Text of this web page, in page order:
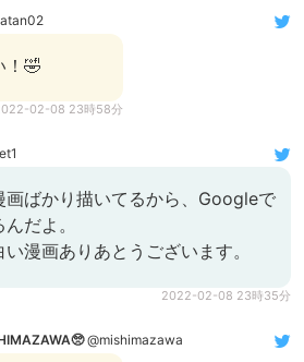
！🤣
02-08 23時58分
画ばかり描いてるから、Googleで
だよ。
漫画ありあとうございます。
2022-02-08 23時35分
@mishimazawa